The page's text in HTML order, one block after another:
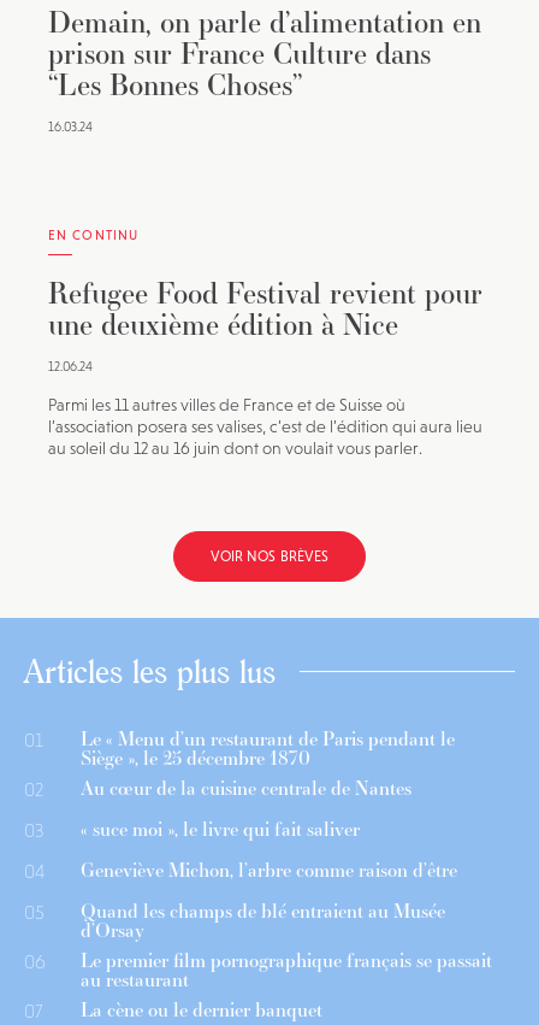
Demain, on parle d’alimentation en
prison sur France Culture dans
“Les Bonnes Choses”
16.03.24
EN CONTINU
Refugee Food Festival revient pour
une deuxième édition à Nice
12.06.24
Parmi les 11 autres villes de France et de Suisse où
l’association posera ses valises, c’est de l’édition qui aura lieu
au soleil du 12 au 16 juin dont on voulait vous parler.
VOIR NOS BRÈVES
Articles les plus lus
01 Le « Menu d’un restaurant de Paris pendant le
Siège », le 25 décembre 1870
02 Au cœur de la cuisine centrale de Nantes
03 « suce moi », le livre qui fait saliver
04 Geneviève Michon, l’arbre comme raison d’être
05 Quand les champs de blé entraient au Musée
d’Orsay
06 Le premier film pornographique français se passait
au restaurant
07 La cène ou le dernier banquet